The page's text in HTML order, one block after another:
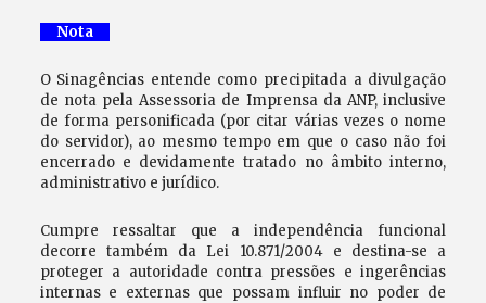
Nota
O Sinagências entende como precipitada a divulgação
de nota pela Assessoria de Imprensa da ANP, inclusive
de forma personificada (por citar várias vezes o nome
do servidor), ao mesmo tempo em que o caso não foi
encerrado e devidamente tratado no âmbito interno,
administrativo e jurídico.
Cumpre ressaltar que a independência funcional
decorre também da Lei 10.871/2004 e destina-se a
proteger a autoridade contra pressões e ingerências
internas e externas que possam influir no poder de